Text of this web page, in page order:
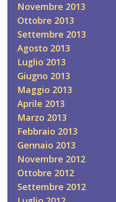
Novembre 2013
Ottobre 2013
Settembre 2013
Agosto 2013
Luglio 2013
Giugno 2013
Maggio 2013
Aprile 2013
Marzo 2013
Febbraio 2013
Gennaio 2013
Novembre 2012
Ottobre 2012
Settembre 2012